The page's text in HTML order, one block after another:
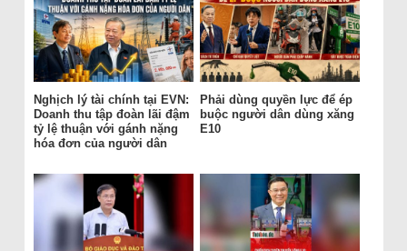
Nghịch lý tài chính tại EVN:
Doanh thu tập đoàn lãi đậm
tỷ lệ thuận với gánh nặng
hóa đơn của người dân
Phải dùng quyền lực để ép
buộc người dân dùng xăng
E10